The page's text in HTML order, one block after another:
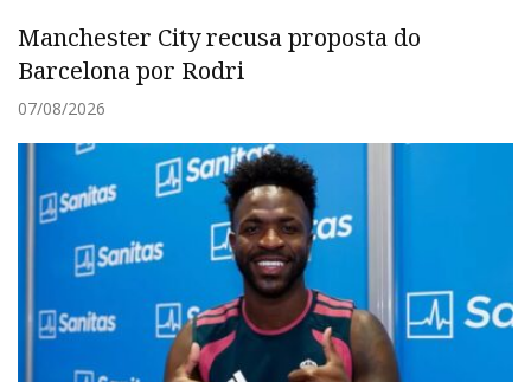
Manchester City recusa proposta do
Barcelona por Rodri
07/08/2026